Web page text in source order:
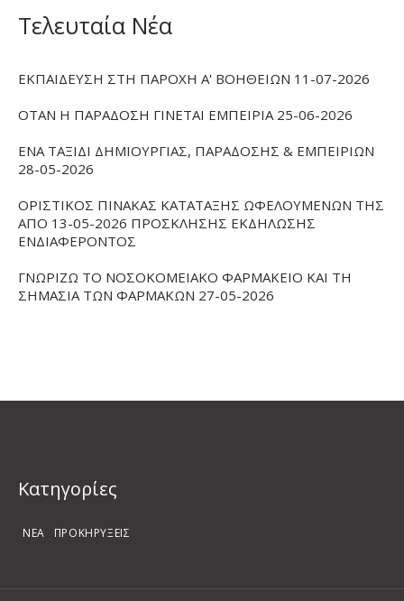
Τελευταία Νέα
ΕΚΠΑΙΔΕΥΣΗ ΣΤΗ ΠΑΡΟΧΗ Α' ΒΟΗΘΕΙΩΝ 11-07-2026
ΟΤΑΝ Η ΠΑΡΑΔΟΣΗ ΓΙΝΕΤΑΙ ΕΜΠΕΙΡΙΑ 25-06-2026
ΕΝΑ ΤΑΞΙΔΙ ΔΗΜΙΟΥΡΓΙΑΣ, ΠΑΡΑΔΟΣΗΣ & ΕΜΠΕΙΡΙΩΝ
28-05-2026
ΟΡΙΣΤΙΚΟΣ ΠΙΝΑΚΑΣ ΚΑΤΑΤΑΞΗΣ ΩΦΕΛΟΥΜΕΝΩΝ ΤΗΣ
ΑΠΟ 13-05-2026 ΠΡΟΣΚΛΗΣΗΣ ΕΚΔΗΛΩΣΗΣ
ΕΝΔΙΑΦΕΡΟΝΤΟΣ
ΓΝΩΡΙΖΩ ΤΟ ΝΟΣΟΚΟΜΕΙΑΚΟ ΦΑΡΜΑΚΕΙΟ ΚΑΙ ΤΗ
ΣΗΜΑΣΙΑ ΤΩΝ ΦΑΡΜΑΚΩΝ 27-05-2026
Kατηγορίες
ΝΕΑ ΠΡΟΚΗΡΥΞΕΙΣ